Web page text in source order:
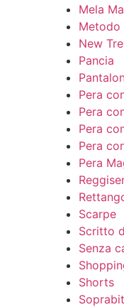
Mela
Metodo
New
Pancia
Pera
Pera
Pera
Pera
Pera
Scarpe
Scritto
Senza
Shorts